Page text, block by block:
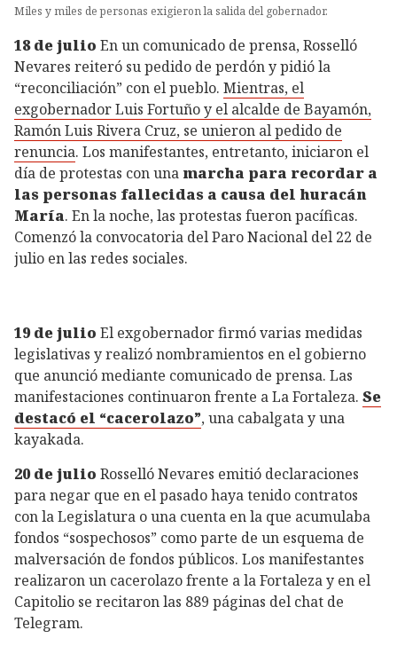
Miles y miles de personas exigieron la salida del gobernador.
18 de julio En un comunicado de prensa, Rosselló
Nevares reiteró su pedido de perdón y pidió la
“reconciliación” con el pueblo. Mientras, el
exgobernador Luis Fortuño y el alcalde de Bayamón,
Ramón Luis Rivera Cruz, se unieron al pedido de
renuncia. Los manifestantes, entretanto, iniciaron el
día de protestas con una marcha para recordar a
las personas fallecidas a causa del huracán
María. En la noche, las protestas fueron pacíficas.
Comenzó la convocatoria del Paro Nacional del 22 de
julio en las redes sociales.
19 de julio El exgobernador firmó varias medidas
legislativas y realizó nombramientos en el gobierno
que anunció mediante comunicado de prensa. Las
manifestaciones continuaron frente a La Fortaleza. Se
destacó el “cacerolazo”, una cabalgata y una
kayakada.
20 de julio Rosselló Nevares emitió declaraciones
para negar que en el pasado haya tenido contratos
con la Legislatura o una cuenta en la que acumulaba
fondos “sospechosos” como parte de un esquema de
malversación de fondos públicos. Los manifestantes
realizaron un cacerolazo frente a la Fortaleza y en el
Capitolio se recitaron las 889 páginas del chat de
Telegram.